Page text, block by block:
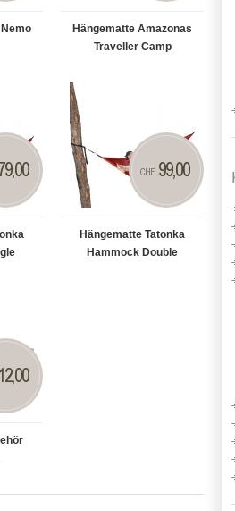
Hängematte Amazonas
Traveller Camp
Hängematte Tatonka
Hammock Double
CHF 99,00
12,00